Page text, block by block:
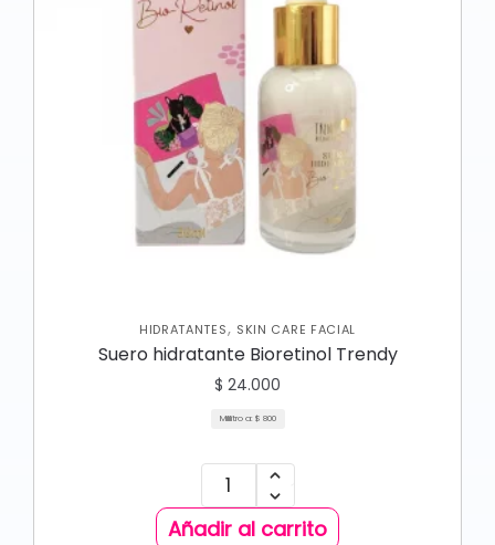
HIDRATANTES, SKIN CARE FACIAL
Suero hidratante Bioretinol Trendy
$ 24.000
Mililitro a: $ 800
Añadir al carrito